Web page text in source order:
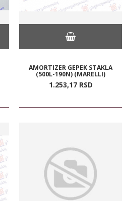
AMORTIZER GEPEK STAKLA
(500L-190N) (MARELLI)
1.253,17 RSD